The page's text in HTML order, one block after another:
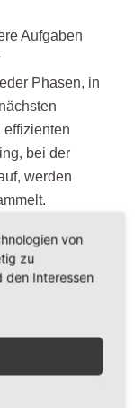
Aufgaben
Phasen, in
effizienten
bei der
werden
immer
sollte
hilft dabei,
klar
von
zu
den Interessen